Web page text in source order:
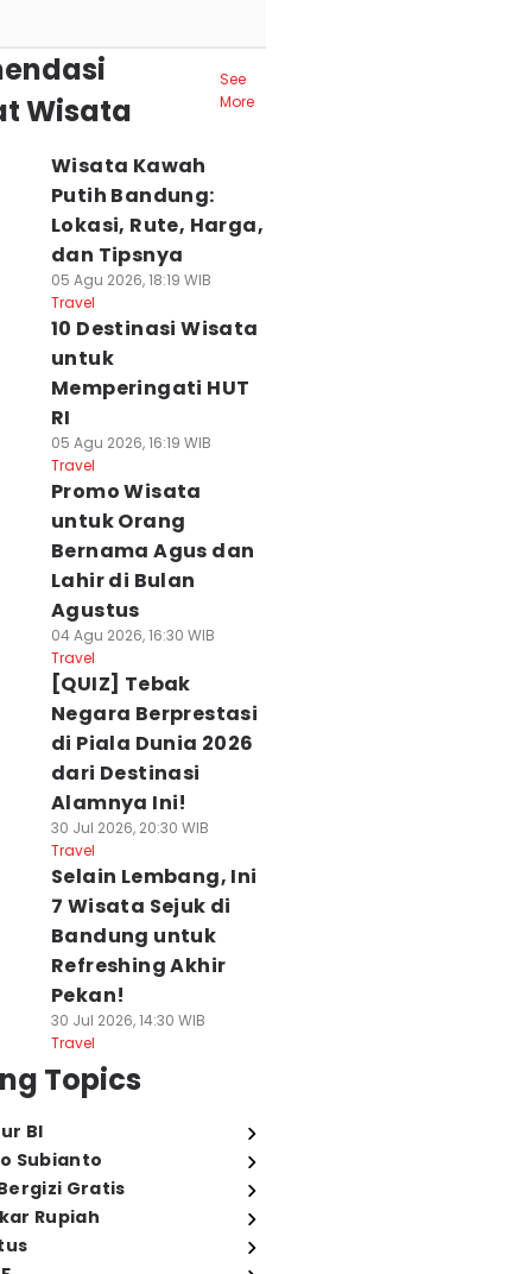
Wisata
See
More
Wisata Kawah
Putih Bandung:
Lokasi, Rute, Harga,
dan Tipsnya
05 Agu 2026, 18:19 WIB
Travel
10 Destinasi Wisata
untuk
Memperingati HUT
RI
05 Agu 2026, 16:19 WIB
Travel
Promo Wisata
untuk Orang
Bernama Agus dan
Lahir di Bulan
Agustus
04 Agu 2026, 16:30 WIB
Travel
[QUIZ] Tebak
Negara Berprestasi
di Piala Dunia 2026
dari Destinasi
Alamnya Ini!
30 Jul 2026, 20:30 WIB
Travel
Selain Lembang, Ini
7 Wisata Sejuk di
Bandung untuk
Refreshing Akhir
Pekan!
30 Jul 2026, 14:30 WIB
Travel
Topics
BI
Subianto
Gratis
Rupiah